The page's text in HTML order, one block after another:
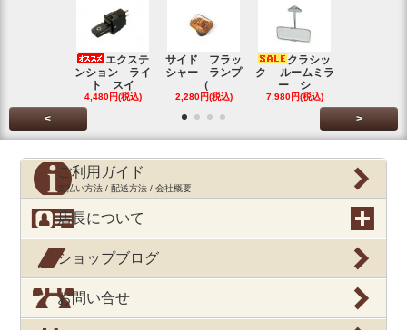
エクステ
ンション ライ
ト スイ
4,480円(税込)
サイド フラッ
シャー ランプ
（
2,280円(税込)
クラシッ
ク ルームミラ
ー シ
7,980円(税込)
< >
ご利用ガイド
支払い方法 / 配送方法 / 会社概要
店長について
ショップブログ
お問い合せ